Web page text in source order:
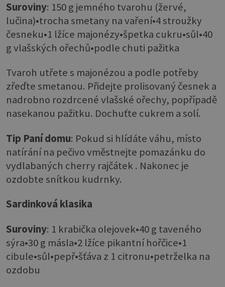
Suroviny: 150 g jemného tvarohu (žervé,
lučina)•trocha smetany na vaření•4 stroužky
česneku•1 lžíce majonézy•špetka cukru•sůl•40
g vlašských ořechů•podle chuti pažitka
Tvaroh utřete s majonézou a podle potřeby
zřeďte smetanou. Přidejte prolisovaný česnek a
nadrobno rozdrcené vlašské ořechy, popřípadě
nasekanou pažitku. Dochuťte cukrem a solí.
Tip Paní domu: Pokud si hlídáte váhu, místo
natírání na pečivo vměstnejte pomazánku do
vydlabaných cherry rajčátek . Nakonec je
ozdobte snítkou kudrnky.
Sardinková klasika
Suroviny: 1 krabička olejovek•40 g taveného
sýra•30 g másla•2 lžíce pikantní hořčice•1
cibule•sůl•pepř•šťáva z 1 citronu•petrželka na
ozdobu